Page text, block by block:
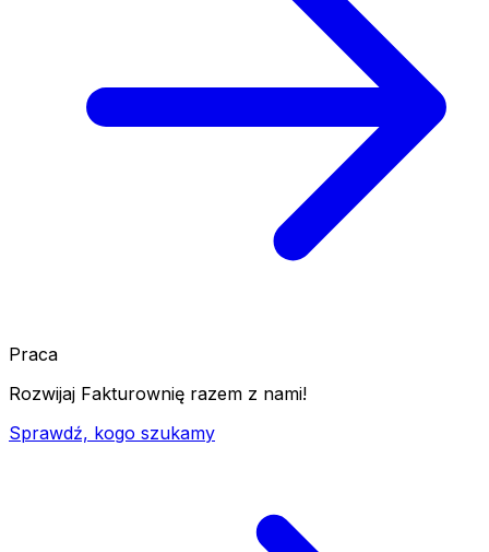
Praca
Rozwijaj Fakturownię razem z nami!
Sprawdź, kogo szukamy